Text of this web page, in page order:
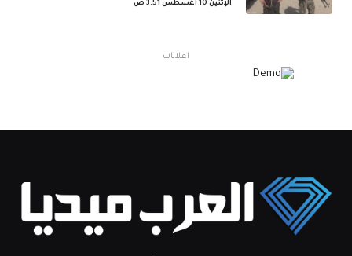
الإثنين 10 أغسطس 3:51 ص
اعلانات